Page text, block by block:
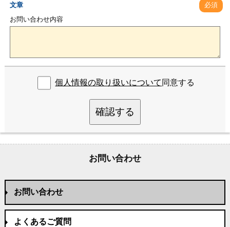
文章
必須
お問い合わせ内容
個人情報の取り扱いについて 同意する
確認する
お問い合わせ
お問い合わせ
よくあるご質問